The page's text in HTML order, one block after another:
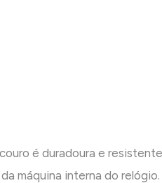
é duradoura e
máquina interna do relógio.